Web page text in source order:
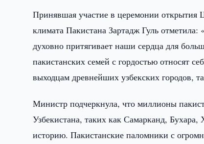
Принявшая участие в церемонии открытия
климата Пакистана Зартадж Гуль
духовно притягивает наши сердца для
пакистанских семей с гордостью относят
выходцам древнейших узбекских городов,
Министр подчеркнула, что миллионы
Узбекистана, таких как Самарканд,
историю. Пакистанские паломники с